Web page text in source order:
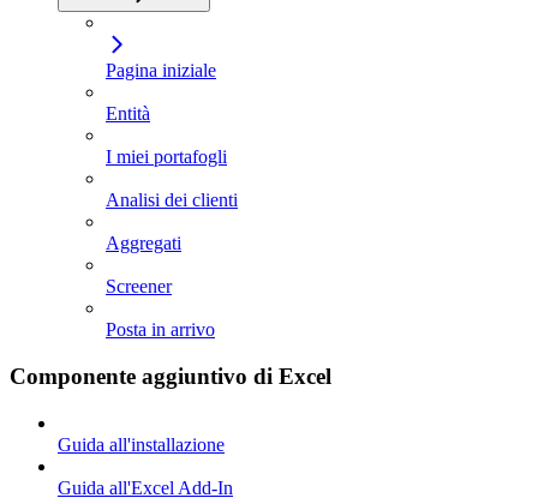
Pagina iniziale
Entità
I miei portafogli
Analisi dei clienti
Aggregati
Screener
Posta in arrivo
Componente aggiuntivo di Excel
Guida all'installazione
Guida all'Excel Add-In